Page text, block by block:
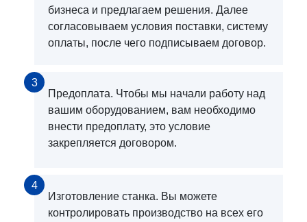
бизнеса и предлагаем решения. Далее
согласовываем условия поставки, систему
оплаты, после чего подписываем договор.
3
Предоплата. Чтобы мы начали работу над
вашим оборудованием, вам необходимо
внести предоплату, это условие
закрепляется договором.
4
Изготовление станка. Вы можете
контролировать производство на всех его